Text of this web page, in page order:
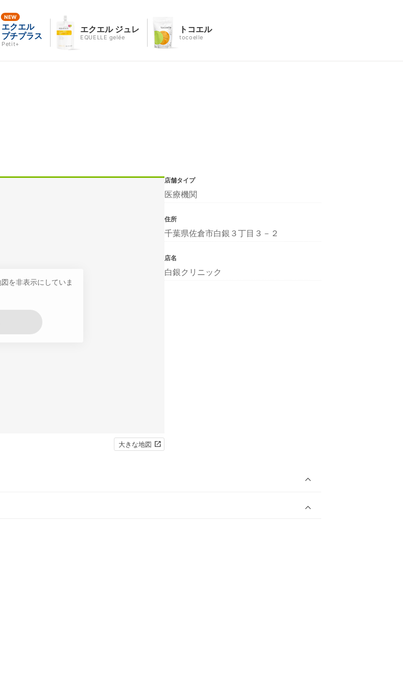
エクエル
プチプラス
Petit+
エクエル ジュレ
EQUELLE gelée
トコエル
tocoelle
を非表示にしていま
大きな地図
店舗タイプ
医療機関
住所
千葉県佐倉市白銀３丁目３－２
店名
白銀クリニック